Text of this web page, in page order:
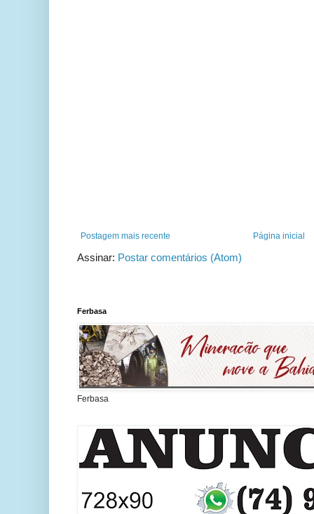
Postagem mais recente Página inicial
Assinar: Postar comentários (Atom)
Ferbasa
Ferbasa